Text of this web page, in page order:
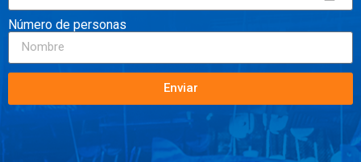
Número de personas
Enviar